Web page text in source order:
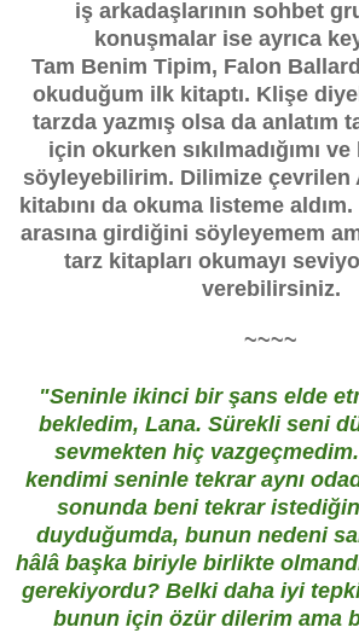
iş arkadaşlarının sohbet
konuşmalar ise ayrıca
Tam Benim Tipim, Falon
okuduğum ilk kitaptı. Klişe
tarzda yazmış olsa da anlatım
için okurken sıkılmadığımı ve
söyleyebilirim. Dilimize çevrilen
kitabını da okuma listeme
arasına girdiğini söyleyemem
tarz kitapları okumayı
verebilirsiniz.
~~~~
"Seninle ikinci bir şans elde
bekledim, Lana. Sürekli seni
sevmekten hiç
kendimi seninle tekrar aynı
sonunda beni tekrar
duyduğumda, bunun nedeni
hâlâ başka biriyle birlikte
gerekiyordu? Belki daha iyi
bunun için özür dilerim ama